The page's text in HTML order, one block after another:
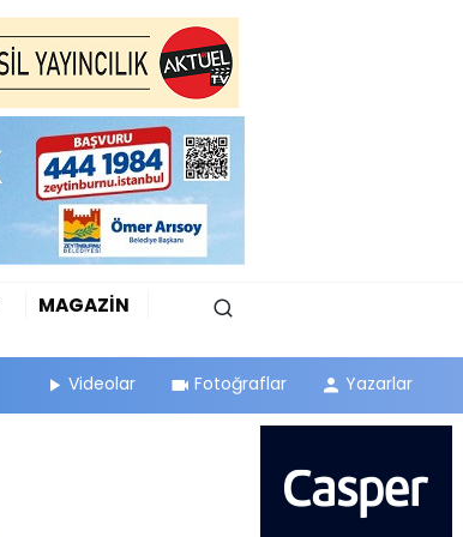
MAGAZİN
Videolar Fotoğraflar Yazarlar